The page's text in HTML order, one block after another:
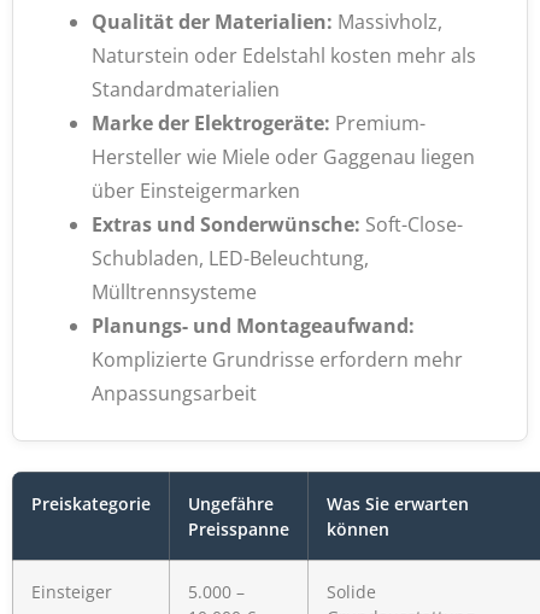
Qualität der Materialien: Massivholz,
Naturstein oder Edelstahl kosten mehr als
Standardmaterialien
Marke der Elektrogeräte: Premium-
Hersteller wie Miele oder Gaggenau liegen
über Einsteigermarken
Extras und Sonderwünsche: Soft-Close-
Schubladen, LED-Beleuchtung,
Mülltrennsysteme
Planungs- und Montageaufwand:
Komplizierte Grundrisse erfordern mehr
Anpassungsarbeit
Preiskategorie
Ungefähre
Preisspanne
Was Sie erwarten
können
Einsteiger
5.000 –
Solide